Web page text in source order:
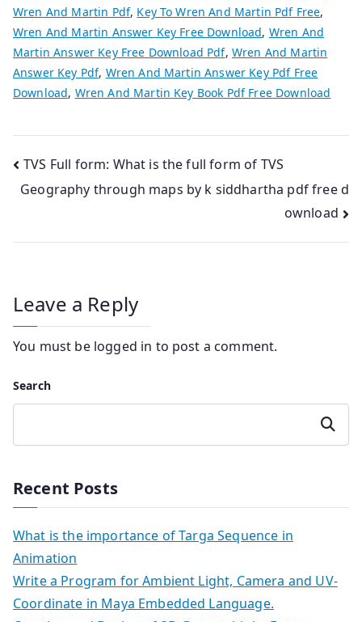
Wren And Martin Pdf, Key To Wren And Martin Pdf Free,
Wren And Martin Answer Key Free Download, Wren And
Martin Answer Key Free Download Pdf, Wren And Martin
Answer Key Pdf, Wren And Martin Answer Key Pdf Free
Download, Wren And Martin Key Book Pdf Free Download
Post
navigation
TVS Full form: What is the full form of TVS
Geography through maps by k siddhartha pdf free d
ownload
Leave a Reply
You must be logged in to post a comment.
Search
Search
Recent Posts
What is the importance of Targa Sequence in
Animation
Write a Program for Ambient Light, Camera and UV-
Coordinate in Maya Embedded Language.